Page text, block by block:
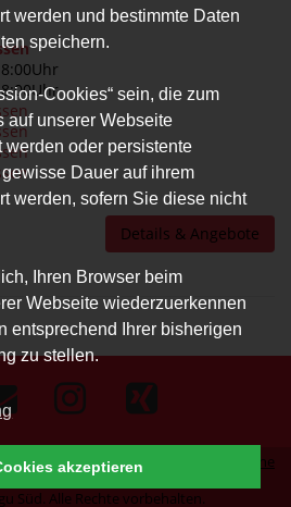
werden und bestimmte Daten
speichern.
Cookies“ sein, die zum
auf unserer Webseite
oder persistente
Dauer auf ihrem
werden, sofern Sie diese nicht
Ihren Browser beim
Webseite wiederzuerkennen
entsprechend Ihrer bisherigen
zu stellen.
akzeptieren
Details & Angebote
Erklärung zur Barrierefreiheit
Allgemeine
Süd. Alle Rechte vorbehalten.